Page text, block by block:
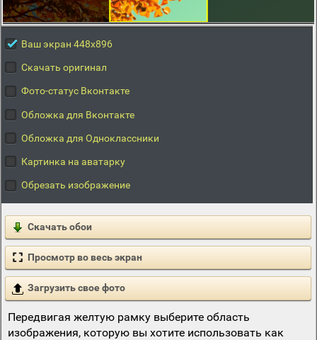
Ваш экран 448x896
Скачать оригинал
Фото-статус Вконтакте
Обложка для Вконтакте
Обложка для Одноклассники
Картинка на аватарку
Обрезать изображение
Скачать обои
Просмотр во весь экран
Загрузить свое фото
Передвигая желтую рамку выберите область
изображения, которую вы хотите использовать как